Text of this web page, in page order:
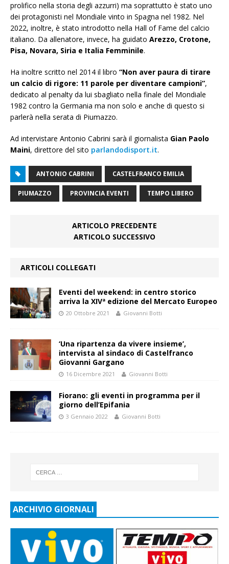
prolifico nella storia degli azzurri) ma soprattutto è stato uno
dei protagonisti nel Mondiale vinto in Spagna nel 1982. Nel
2022, inoltre, è stato introdotto nella Hall of Fame del calcio
italiano. Da allenatore, invece, ha guidato Arezzo, Crotone,
Pisa, Novara, Siria e Italia Femminile.
Ha inoltre scritto nel 2014 il libro “Non aver paura di tirare
un calcio di rigore: 11 parole per diventare campioni”,
dedicato al penalty da lui sbagliato nella finale del Mondiale
1982 contro la Germania ma non solo e anche di questo si
parlerà nella serata di Piumazzo.
Ad intervistare Antonio Cabrini sarà il giornalista Gian Paolo
Maini, direttore del sito parlandodisport.it.
ANTONIO CABRINI CASTELFRANCO EMILIA
PIUMAZZO PROVINCIA EVENTI TEMPO LIBERO
ARTICOLO PRECEDENTE
ARTICOLO SUCCESSIVO
ARTICOLI COLLEGATI
Eventi del weekend: in centro storico
arriva la XIVª edizione del Mercato Europeo
20 Ottobre 2021 Giovanni Botti
‘Una ripartenza da vivere insieme’,
intervista al sindaco di Castelfranco
Giovanni Gargano
16 Dicembre 2021 Giovanni Botti
Fiorano: gli eventi in programma per il
giorno dell’Epifania
3 Gennaio 2022 Giovanni Botti
ARCHIVIO GIORNALI